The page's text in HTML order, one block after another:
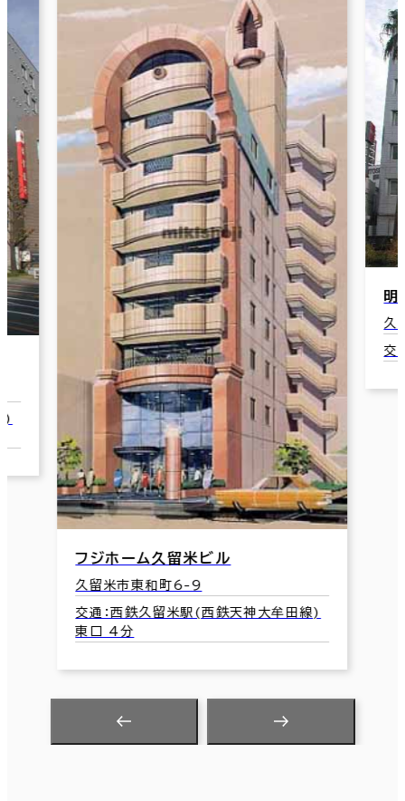
)
フジホーム久留米ビル
久留米市東和町6-9
交通：西鉄久留米駅(西鉄天神大牟田線)
東口 4分
明
久
交